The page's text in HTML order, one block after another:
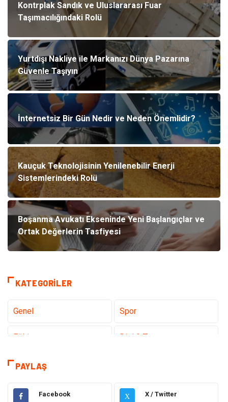
Kontrplak Sandık ve Uluslararası Fuar
Taşımacılığındaki Rolü
Yurtdışı Nakliye ile Markanızı Dünya Pazarına
Güvenle Taşıyın
İnternetsiz Bir Gün Nedir ve Neden Önemlidir?
Kauçuk Teknolojisinin Yenilenebilir Enerji
Sistemlerindeki Rolü
Boşanma Avukatı Ekseninde Yeni Başlangıçlar ve
Ortak Değerlerin Tasfiyesi
KATEGORILER
Genel Spor
Eğitim Dizi & Tv
Dünya'dan Haberler
Müzik İnternet
PAYLAŞ
Facebook X X / Twitter